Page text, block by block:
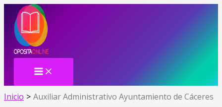
Ir
contenido
MAIN
MENU
Inicio Auxiliar Administrativo Ayuntamiento de Cáceres